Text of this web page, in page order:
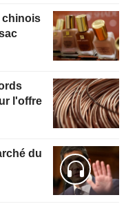
chinois
l'offre
du